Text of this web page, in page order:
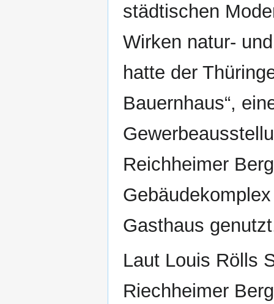
städtischen
Wirken natur-
hatte der
Bauernhaus“,
Reichheimer
Gasthaus
Laut Louis Rölls
Riechheimer